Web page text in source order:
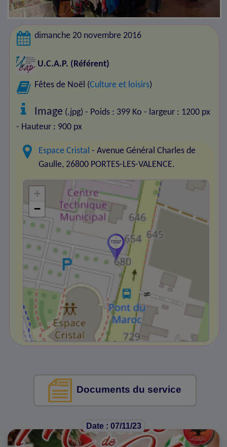
dimanche 20 novembre 2016
U.C.A.P. (Référent)
Fêtes de Noël (Culture et loisirs)
Image (.jpg) - Poids : 399 Ko - largeur : 1200 px
- Hauteur : 900 px
Espace Cristal - Avenue Général Charles de
Gaulle, 26800 PORTES-LES-VALENCE.
+
−
Documents du service
Date : 07/11/23